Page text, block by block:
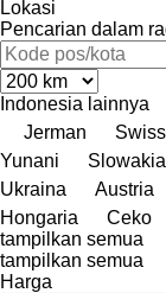
Lokasi
Pencarian dalam
Indonesia lainnya
Jerman
Swiss
Yunani
Slowakia
Ukraina
Austria
Hongaria
Ceko
tampilkan semua
tampilkan semua
Harga